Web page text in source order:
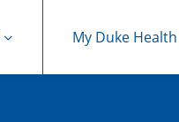
My Duke Health